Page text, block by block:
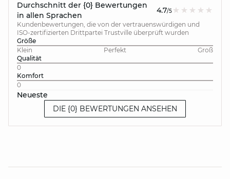
Durchschnitt der {0} Bewertungen
in allen Sprachen
4.7/5
Kundenbewertungen, die von der vertrauenswürdigen und
ISO-zertifizierten Drittpartei Trustville überprüft wurden
Größe
Klein
Perfekt
Groß
Qualität
0
Komfort
0
Neueste
DIE {0} BEWERTUNGEN ANSEHEN